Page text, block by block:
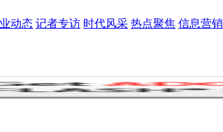
动态 记者专访 时代风采 热点聚焦 信息营销